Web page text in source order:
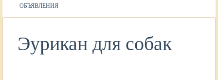
ОБЪЯВЛЕНИЯ
Эурикан для собак